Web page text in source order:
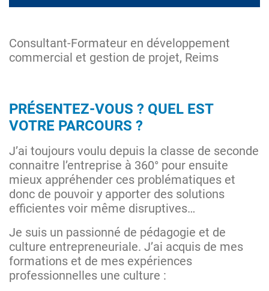
Consultant-Formateur en développement
commercial et gestion de projet, Reims
PRÉSENTEZ-VOUS ? QUEL EST
VOTRE PARCOURS ?
J’ai toujours voulu depuis la classe de seconde
connaitre l’entreprise à 360° pour ensuite
mieux appréhender ces problématiques et
donc de pouvoir y apporter des solutions
efficientes voir même disruptives…
Je suis un passionné de pédagogie et de
culture entrepreneuriale. J’ai acquis de mes
formations et de mes expériences
professionnelles une culture :